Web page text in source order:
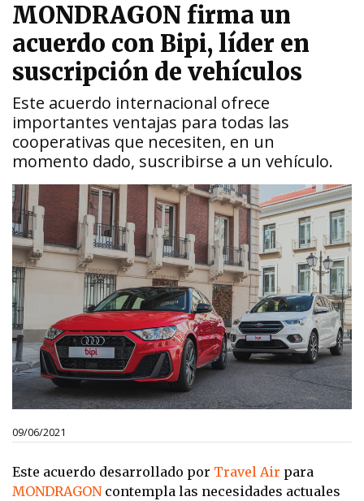
MONDRAGON firma un
acuerdo con Bipi, líder en
suscripción de vehículos
Este acuerdo internacional ofrece
importantes ventajas para todas las
cooperativas que necesiten, en un
momento dado, suscribirse a un vehículo.
09/06/2021
Este acuerdo desarrollado por Travel Air para
MONDRAGONcontempla las necesidades actuales